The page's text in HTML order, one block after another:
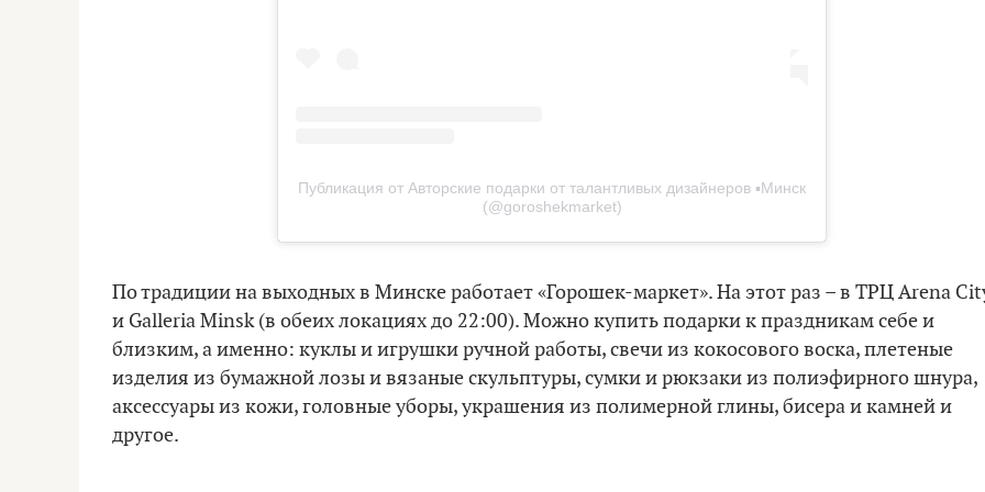
Публикация от Авторские подарки от талантливых дизайнеров ▪️Минск
(@goroshekmarket)
По традиции на выходных в Минске работает «Горошек-маркет». На этот раз – в ТРЦ Arena
и Galleria Minsk (в обеих локациях до 22:00). Можно купить подарки к праздникам себе и
близким, а именно: куклы и игрушки ручной работы, свечи из кокосового воска, плетеные
изделия из бумажной лозы и вязаные скульптуры, сумки и рюкзаки из полиэфирного шнура,
аксессуары из кожи, головные уборы, украшения из полимерной глины, бисера и камней и
другое.